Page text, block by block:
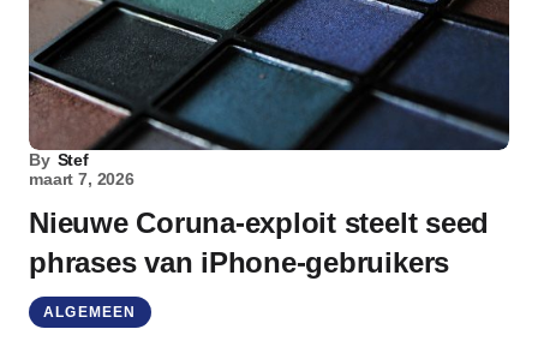
By Stef
maart 7, 2026
Nieuwe Coruna-exploit steelt seed
phrases van iPhone-gebruikers
ALGEMEEN